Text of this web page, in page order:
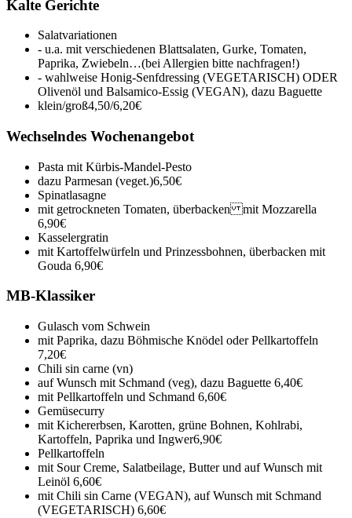
Kalte Gerichte
Salatvariationen
- u.a. mit verschiedenen Blattsalaten, Gurke, Tomaten,
Paprika, Zwiebeln…(bei Allergien bitte nachfragen!)
- wahlweise Honig-Senfdressing (VEGETARISCH) ODER
Olivenöl und Balsamico-Essig (VEGAN), dazu Baguette
klein/groß4,50/6,20€
Wechselndes Wochenangebot
Pasta mit Kürbis-Mandel-Pesto
dazu Parmesan (veget.)6,50€
Spinatlasagne
mit getrockneten Tomaten, überbacken mit Mozzarella
6,90€
Kasselergratin
mit Kartoffelwürfeln und Prinzessbohnen, überbacken mit
Gouda 6,90€
MB-Klassiker
Gulasch vom Schwein
mit Paprika, dazu Böhmische Knödel oder Pellkartoffeln
7,20€
Chili sin carne (vn)
auf Wunsch mit Schmand (veg), dazu Baguette 6,40€
mit Pellkartoffeln und Schmand 6,60€
Gemüsecurry
mit Kichererbsen, Karotten, grüne Bohnen, Kohlrabi,
Kartoffeln, Paprika und Ingwer6,90€
Pellkartoffeln
mit Sour Creme, Salatbeilage, Butter und auf Wunsch mit
Leinöl 6,60€
mit Chili sin Carne (VEGAN), auf Wunsch mit Schmand
(VEGETARISCH) 6,60€